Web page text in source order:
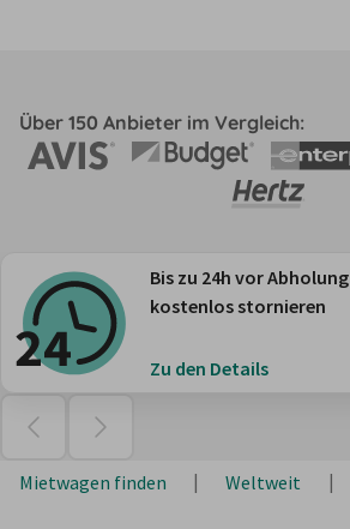
Über 150 Anbieter im Vergleich:
Bis zu 24h vor Abholung
kostenlos stornieren
Zu den Details
Mietwagen finden Weltweit